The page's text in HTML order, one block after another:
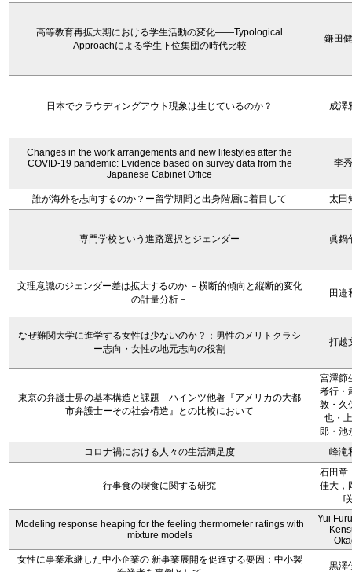
高等教育再拡大期における学生活動の変化——Typological
Approachによる学生下位集団の時代比較
鎌田
日本でクラウディングアウト現象は生じているのか？ 成澤
Changes in the work arrangements and new lifestyles after the
COVID-19 pandemic: Evidence based on survey data from the
Japanese Cabinet Office
李
誰が海外を志向するのか？ー留学期間と出身階層に着目して 太田
専門学校という進路選択とジェンダー 眞鍋
文理意識のジェンダー差は拡大するのか －横断的傾向と縦断的変化
の計量分析－
田邉
なぜ難関大学に進学する女性は少ないのか？：男性のメリトクラシ
ー志向・女性の地元志向の役割
打越
東京の弁護士界の基本構造と課題―ハインツ他著『アメリカの大都
市弁護士ーその社会構造』との比較において
宮澤節
考行・
敦・久
也・
郎・池
コロナ禍における人々の生活満足度
峰滝
行事食の喫食に関する研究
石田章
佳大，
咲
Modeling response heaping for the feeling thermometer ratings with
mixture models
Yui
女性に事業承継した中小企業の 新事業展開を促進する要因：中小製
黒澤